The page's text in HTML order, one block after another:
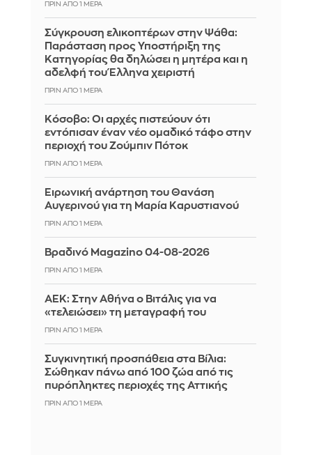
ΠΡΙΝ ΑΠΌ 1 ΜΈΡΑ
Σύγκρουση ελικοπτέρων στην Ψάθα:
Παράσταση προς Υποστήριξη της
Κατηγορίας θα δηλώσει η μητέρα και η
αδελφή του Έλληνα χειριστή
ΠΡΙΝ ΑΠΌ 1 ΜΈΡΑ
Κόσοβο: Οι αρχές πιστεύουν ότι
εντόπισαν έναν νέο ομαδικό τάφο στην
περιοχή του Ζούμπιν Πότοκ
ΠΡΙΝ ΑΠΌ 1 ΜΈΡΑ
Ειρωνική ανάρτηση του Θανάση
Αυγερινού για τη Μαρία Καρυστιανού
ΠΡΙΝ ΑΠΌ 1 ΜΈΡΑ
Βραδινό Magazino 04-08-2026
ΠΡΙΝ ΑΠΌ 1 ΜΈΡΑ
ΑΕΚ: Στην Αθήνα ο Βιτάλις για να
«τελειώσει» τη μεταγραφή του
ΠΡΙΝ ΑΠΌ 1 ΜΈΡΑ
Συγκινητική προσπάθεια στα Βίλια:
Σώθηκαν πάνω από 100 ζώα από τις
πυρόπληκτες περιοχές της Αττικής
ΠΡΙΝ ΑΠΌ 1 ΜΈΡΑ